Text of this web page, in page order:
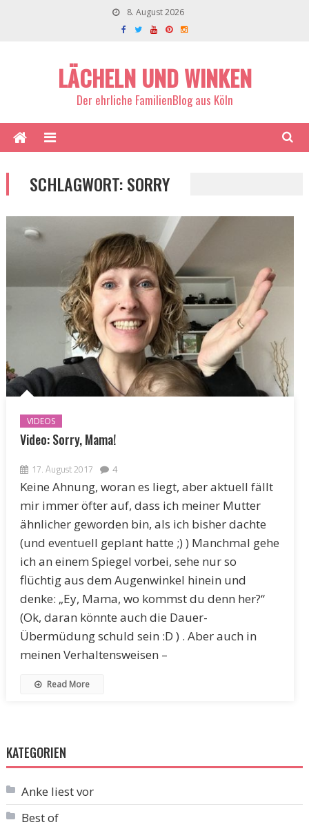
8. August 2026
LÄCHELN UND WINKEN
Der ehrliche FamilienBlog aus Köln
SCHLAGWORT:SORRY
VIDEOS
Video: Sorry, Mama!
17. August 2017 4
Keine Ahnung, woran es liegt, aber aktuell fällt
mir immer öfter auf, dass ich meiner Mutter
ähnlicher geworden bin, als ich bisher dachte
(und eventuell geplant hatte ;) ) Manchmal gehe
ich an einem Spiegel vorbei, sehe nur so
flüchtig aus dem Augenwinkel hinein und
denke: „Ey, Mama, wo kommst du denn her?“
(Ok, daran könnte auch die Dauer-
Übermüdung schuld sein :D ) . Aber auch in
meinen Verhaltensweisen –
Read More
KATEGORIEN
Anke liest vor
Best of